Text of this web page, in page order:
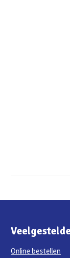
Online bestellen